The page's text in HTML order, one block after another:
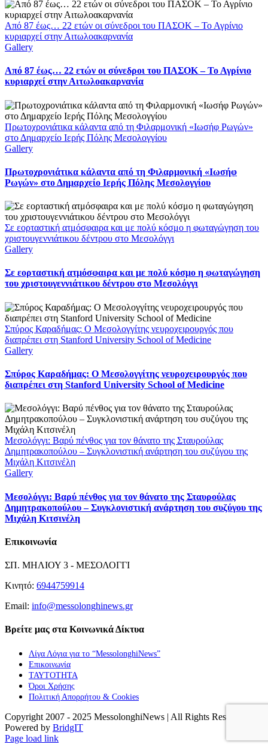
Από 87 έως… 22 ετών οι σύνεδροι του ΠΑΣΟΚ – Το Αγρίνιο
κυριαρχεί στην Αιτωλοακαρνανία
Gallery
Από 87 έως… 22 ετών οι σύνεδροι του ΠΑΣΟΚ – Το Αγρίνιο
κυριαρχεί στην Αιτωλοακαρνανία
Πρωτοχρονιάτικα κάλαντα από τη Φιλαρμονική «Ιωσήφ Ρωγών»
στο Δημαρχείο Ιερής Πόλης Μεσολογγίου
Gallery
Πρωτοχρονιάτικα κάλαντα από τη Φιλαρμονική «Ιωσήφ
Ρωγών» στο Δημαρχείο Ιερής Πόλης Μεσολογγίου
Σε εορταστική ατμόσφαιρα και με πολύ κόσμο η φωταγώγηση του
χριστουγεννιάτικου δέντρου στο Μεσολόγγι
Gallery
Σε εορταστική ατμόσφαιρα και με πολύ κόσμο η φωταγώγηση
του χριστουγεννιάτικου δέντρου στο Μεσολόγγι
Σπύρος Καραδήμας: Ο Μεσολογγίτης νευροχειρουργός που
διαπρέπει στη Stanford University School of Medicine
Gallery
Σπύρος Καραδήμας: Ο Μεσολογγίτης νευροχειρουργός που
διαπρέπει στη Stanford University School of Medicine
Μεσολόγγι: Βαρύ πένθος για τον θάνατο της Σταυρούλας
Δημητρακοπούλου – Συγκλονιστική ανάρτηση του συζύγου της
Μιχάλη Κιτσινέλη
Gallery
Μεσολόγγι: Βαρύ πένθος για τον θάνατο της Σταυρούλας
Δημητρακοπούλου – Συγκλονιστική ανάρτηση του συζύγου της
Μιχάλη Κιτσινέλη
Επικοινωνία
ΣΠ. ΜΗΛΙΟΥ 3 - ΜΕΣΟΛΟΓΓΙ
Κινητό: 6944759914
Email: info@messolonghinews.gr
Βρείτε μας στα Κοινωνικά Δίκτυα
Λίγα Λόγια για το “MessolonghiNews”
Επικοινωνία
ΤΑΥΤΟΤΗΤΑ
Όροι Χρήσης
Πολιτική Απορρήτου & Cookies
Copyright 2007 - 2025 MessolonghiNews | All Rights Reserved |
Powered by BridgIT
YouTube
Facebook
Instagram
Page load link